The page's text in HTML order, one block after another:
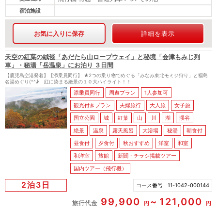
宿泊施設
お気に入りに保存 詳細を表示
天空の紅葉の絨毯「あだたら山ロープウェイ」と秘境「会津もみじ列
車」・秘湯「岳温泉」にお泊り ３日間
【鹿児島空港発着】【添乗員同行】 ★2つの乗り物でめぐる「みなみ東北モミジ狩り」と福島
名湯めぐり(^^♪ 紅に染まる絶景の１０大ハイライト！！
添乗員同行 周遊プラン
1人参加可
観光付きプラン
夫婦旅行 大人旅
女子旅
国立公園
城 紅葉 山 川 湖
渓谷
絶景
温泉 露天風呂 大浴場 秘湯
朝食付
昼食付
夕食付 秋おすすめ 洋室
和室
和洋室
旅館
新聞・チラシ掲載ツアー
国内ツアー（飛行機）
2泊3日 コース番号 11-1042-000144
旅行代金 99,900 円 121,000
円